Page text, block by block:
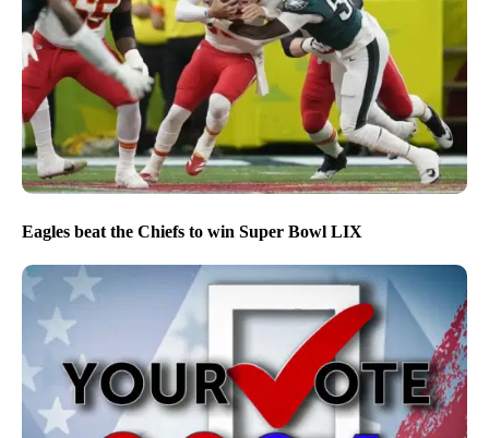
Eagles beat the Chiefs to win Super Bowl LIX